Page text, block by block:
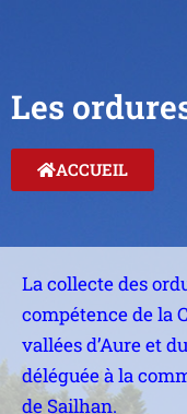
Les
ACCUEIL
La collecte des
compétence de la
vallées d’Aure et
déléguée à la
de Sailhan.